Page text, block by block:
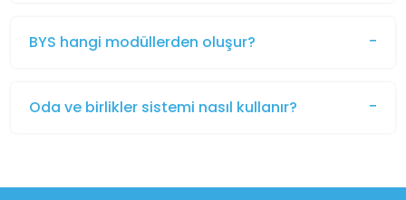
BYS hangi modüllerden oluşur?
Oda ve birlikler sistemi nasıl kullanır?